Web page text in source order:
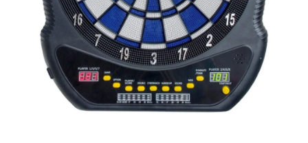
RUHÁZAT
JÁTÉKOSOK
AKCIÓK